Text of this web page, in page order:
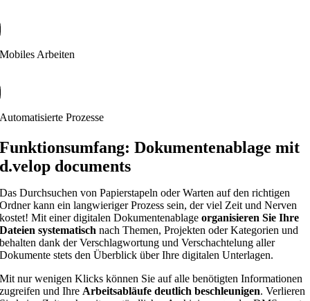
Mobiles Arbeiten
Automatisierte Prozesse
Funktionsumfang: Dokumentenablage mit
d.velop documents
Das Durchsuchen von Papierstapeln oder Warten auf den richtigen
Ordner kann ein langwieriger Prozess sein, der viel Zeit und Nerven
kostet! Mit einer digitalen Dokumentenablageorganisieren Sie Ihre
Dateien systematisch nach Themen, Projekten oder Kategorien und
behalten dank der Verschlagwortung und Verschachtelung aller
Dokumente stets den Überblick über Ihre digitalen Unterlagen.
Mit nur wenigen Klicks können Sie auf alle benötigten Informationen
zugreifen und Ihre Arbeitsabläufe deutlich beschleunigen. Verlieren